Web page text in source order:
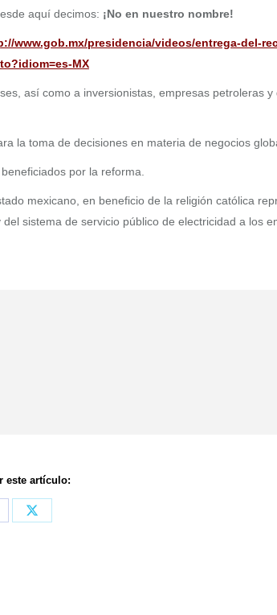
aquí decimos: ¡No en nuestro nombre!
www.gob.mx/presidencia/videos/entrega-del-
MX
así como a inversionistas, empresas petroleras y
la toma de decisiones en materia de negocios
por la reforma.
mexicano, en beneficio de la religión católica
sistema de servicio público de electricidad a los
este artículo:
Share